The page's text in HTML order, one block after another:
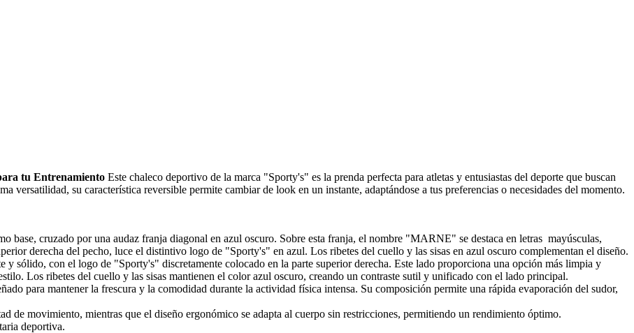
tu Entrenamiento Este chaleco deportivo de la marca "Sporty's" es la prenda perfecta para atletas y entusiastas del deporte que buscan
versatilidad, su característica reversible permite cambiar de look en un instante, adaptándose a tus preferencias o necesidades del momento.
base, cruzado por una audaz franja diagonal en azul oscuro. Sobre esta franja, el nombre "MARNE" se destaca en letras mayúsculas,
derecha del pecho, luce el distintivo logo de "Sporty's" en azul. Los ribetes del cuello y las sisas en azul oscuro complementan el diseño.
y sólido, con el logo de "Sporty's" discretamente colocado en la parte superior derecha. Este lado proporciona una opción más limpia y
Los ribetes del cuello y las sisas mantienen el color azul oscuro, creando un contraste sutil y unificado con el lado principal.
para mantener la frescura y la comodidad durante la actividad física intensa. Su composición permite una rápida evaporación del sudor,
de movimiento, mientras que el diseño ergonómico se adapta al cuerpo sin restricciones, permitiendo un rendimiento óptimo.
deportiva.